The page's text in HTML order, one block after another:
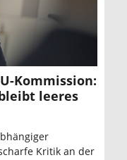
Kommission:
leeres
Kritik an der